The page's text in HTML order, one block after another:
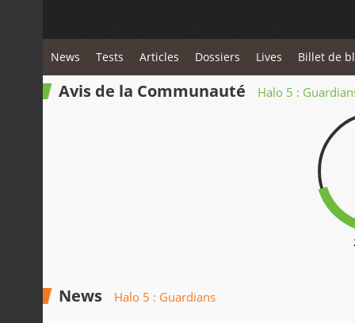
News Tests Articles Dossiers Lives Billet de
Avis de la Communauté Halo 5 :
News Halo 5 : Guardians